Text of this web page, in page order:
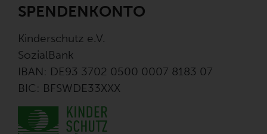
SPENDENKONTO
Kinderschutz e.V.
SozialBank
IBAN: DE93 3702 0500 0007 8183 07
BIC: BFSWDE33XXX